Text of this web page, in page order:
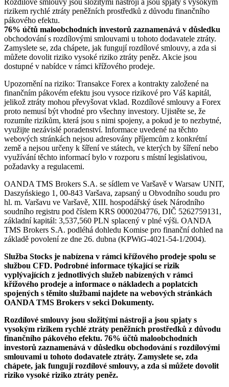
rizikem rychlé ztráty peněžních prostředků z důvodu finančního
pákového efektu.
76% účtů maloobchodních investorů zaznamenává v důsledku
obchodování s rozdílovými smlouvami u tohoto dodavatele ztráty.
Zamyslete se, zda chápete, jak fungují rozdílové smlouvy, a zda si
můžete dovolit riziko vysoké riziko ztráty peněz. Akcie jsou
dostupné v nabídce v rámci křížového prodeje.
Upozornění na riziko: Transakce Forex a kontrakty založené na
finančním pákovém efektu jsou vysoce rizikové pro Váš kapitál,
jelikož ztráty mohou převyšovat vklad. Rozdílové smlouvy a Forex
proto nemusí být vhodné pro všechny investory. Ujistěte se, že
rozumíte rizikům, která jsou s nimi spojeny, a pokud je to nezbytné,
využijte nezávislé poradenství. Informace uvedené na těchto
webových stránkách nejsou adresovány příjemcům z konkrétní
země a nejsou určeny k šíření ve státech, ve kterých by šíření nebo
využívání těchto informací bylo v rozporu s místní legislativou,
požadavky a regulacemi.
OANDA TMS Brokers S.A. se sídlem ve Varšavě v Warsaw UNIT,
Daszyńskiego 1, 00-843 Varšava, zapsaný u Obvodního soudu pro
hl. m. Varšavu ve Varšavě, XIII. hospodářský úsek Národního
soudního registru pod číslem KRS 0000204776, DIČ 5262759131,
základní kapitál: 3,537,560 PLN splacený v plné výši. OANDA
TMS Brokers S.A. podléhá dohledu Komise pro finanční dohled na
základě povolení ze dne 26. dubna (KPWiG-4021-54-1/2004).
Služba Stocks je nabízena v rámci křížového prodeje spolu se
službou CFD. Podrobné informace týkající se rizik
vyplývajících z jednotlivých služeb nabízených v rámci
křížového prodeje a informace o nákladech a poplatcích
spojených s těmito službami najdete na webových stránkách
OANDA TMS Brokers v sekci Dokumenty.
Rozdílové smlouvy jsou složitými nástroji a jsou spjaty s
vysokým rizikem rychlé ztráty peněžních prostředků z důvodu
finančního pákového efektu. 76% účtů maloobchodních
investorů zaznamenává v důsledku obchodování s rozdílovými
smlouvami u tohoto dodavatele ztráty. Zamyslete se, zda
chápete, jak fungují rozdílové smlouvy, a zda si můžete dovolit
riziko vysoké riziko ztráty peněz.